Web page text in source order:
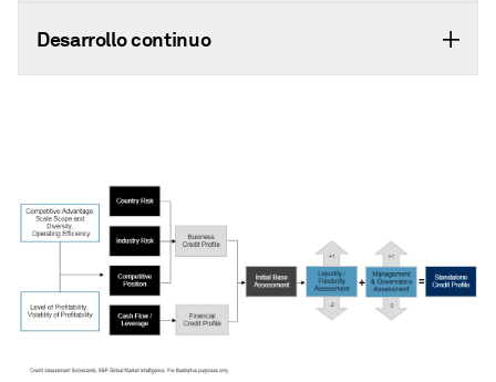
Desarrollo continuo